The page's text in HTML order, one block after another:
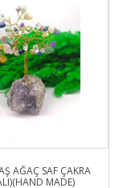
AĞAÇ SAF ÇAKRA
MADE)